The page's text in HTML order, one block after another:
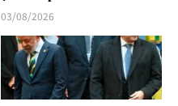
03/08/2026